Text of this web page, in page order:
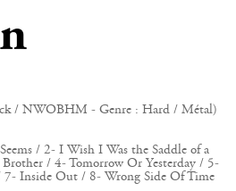
/ NWOBHM - Genre : Hard / Métal)
/ 2- I Wish I Was the Saddle of a
/ 4- Tomorrow Or Yesterday / 5-
Inside Out / 8- Wrong Side Of Time